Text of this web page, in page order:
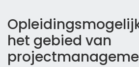
het gebied van